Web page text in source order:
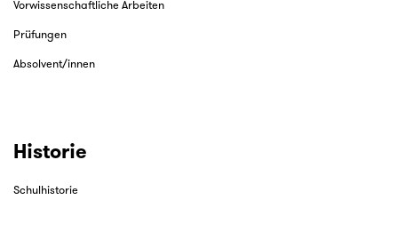
Vorwissenschaftliche Arbeiten
Prüfungen
Absolvent/innen
Historie
Schulhistorie